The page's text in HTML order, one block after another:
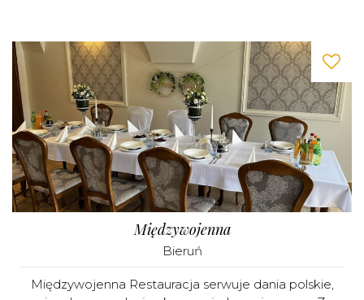
Międzywojenna
Bieruń
Międzywojenna Restauracja serwuje dania polskie,